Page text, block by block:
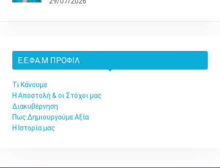
Ε.Ε.ΦΑ.Μ ΠΡΟΦΊΛ
Τι Κάνουμε
Η Αποστολή & οι Στόχοι μας
Διακυβέρνηση
Πως Δημιουργούμε Αξία
Η Ιστορία μας